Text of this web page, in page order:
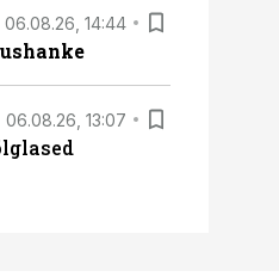
06.08.26, 14:44
06.08.26, 13:07